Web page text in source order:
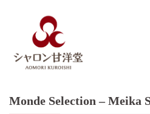
Monde Selection – Meika